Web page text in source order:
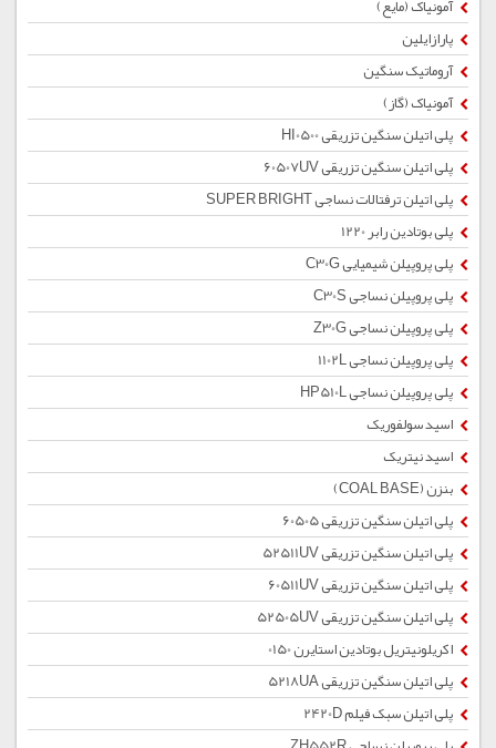
آمونیاک (مایع)
پارازایلین
آروماتیک سنگین
آمونیاک (گاز)
پلی اتیلن سنگین تزریقی HI0500
پلی اتیلن سنگین تزریقی 60507UV
پلی اتیلن ترفتالات نساجی SUPER BRIGHT
پلی بوتادین رابر 1220
پلی پروپیلن شیمیایی C30G
پلی پروپیلن نساجی C30S
پلی پروپیلن نساجی Z30G
پلی پروپیلن نساجی 1102L
پلی پروپیلن نساجی HP510L
اسید سولفوریک
اسید نیتریک
بنزن (COAL BASE)
پلی اتیلن سنگین تزریقی 60505
پلی اتیلن سنگین تزریقی 52511UV
پلی اتیلن سنگین تزریقی 60511UV
پلی اتیلن سنگین تزریقی 52505UV
اکریلونیتریل بوتادین استایرن 0150
پلی اتیلن سنگین تزریقی 5218UA
پلی اتیلن سبک فیلم 2420D